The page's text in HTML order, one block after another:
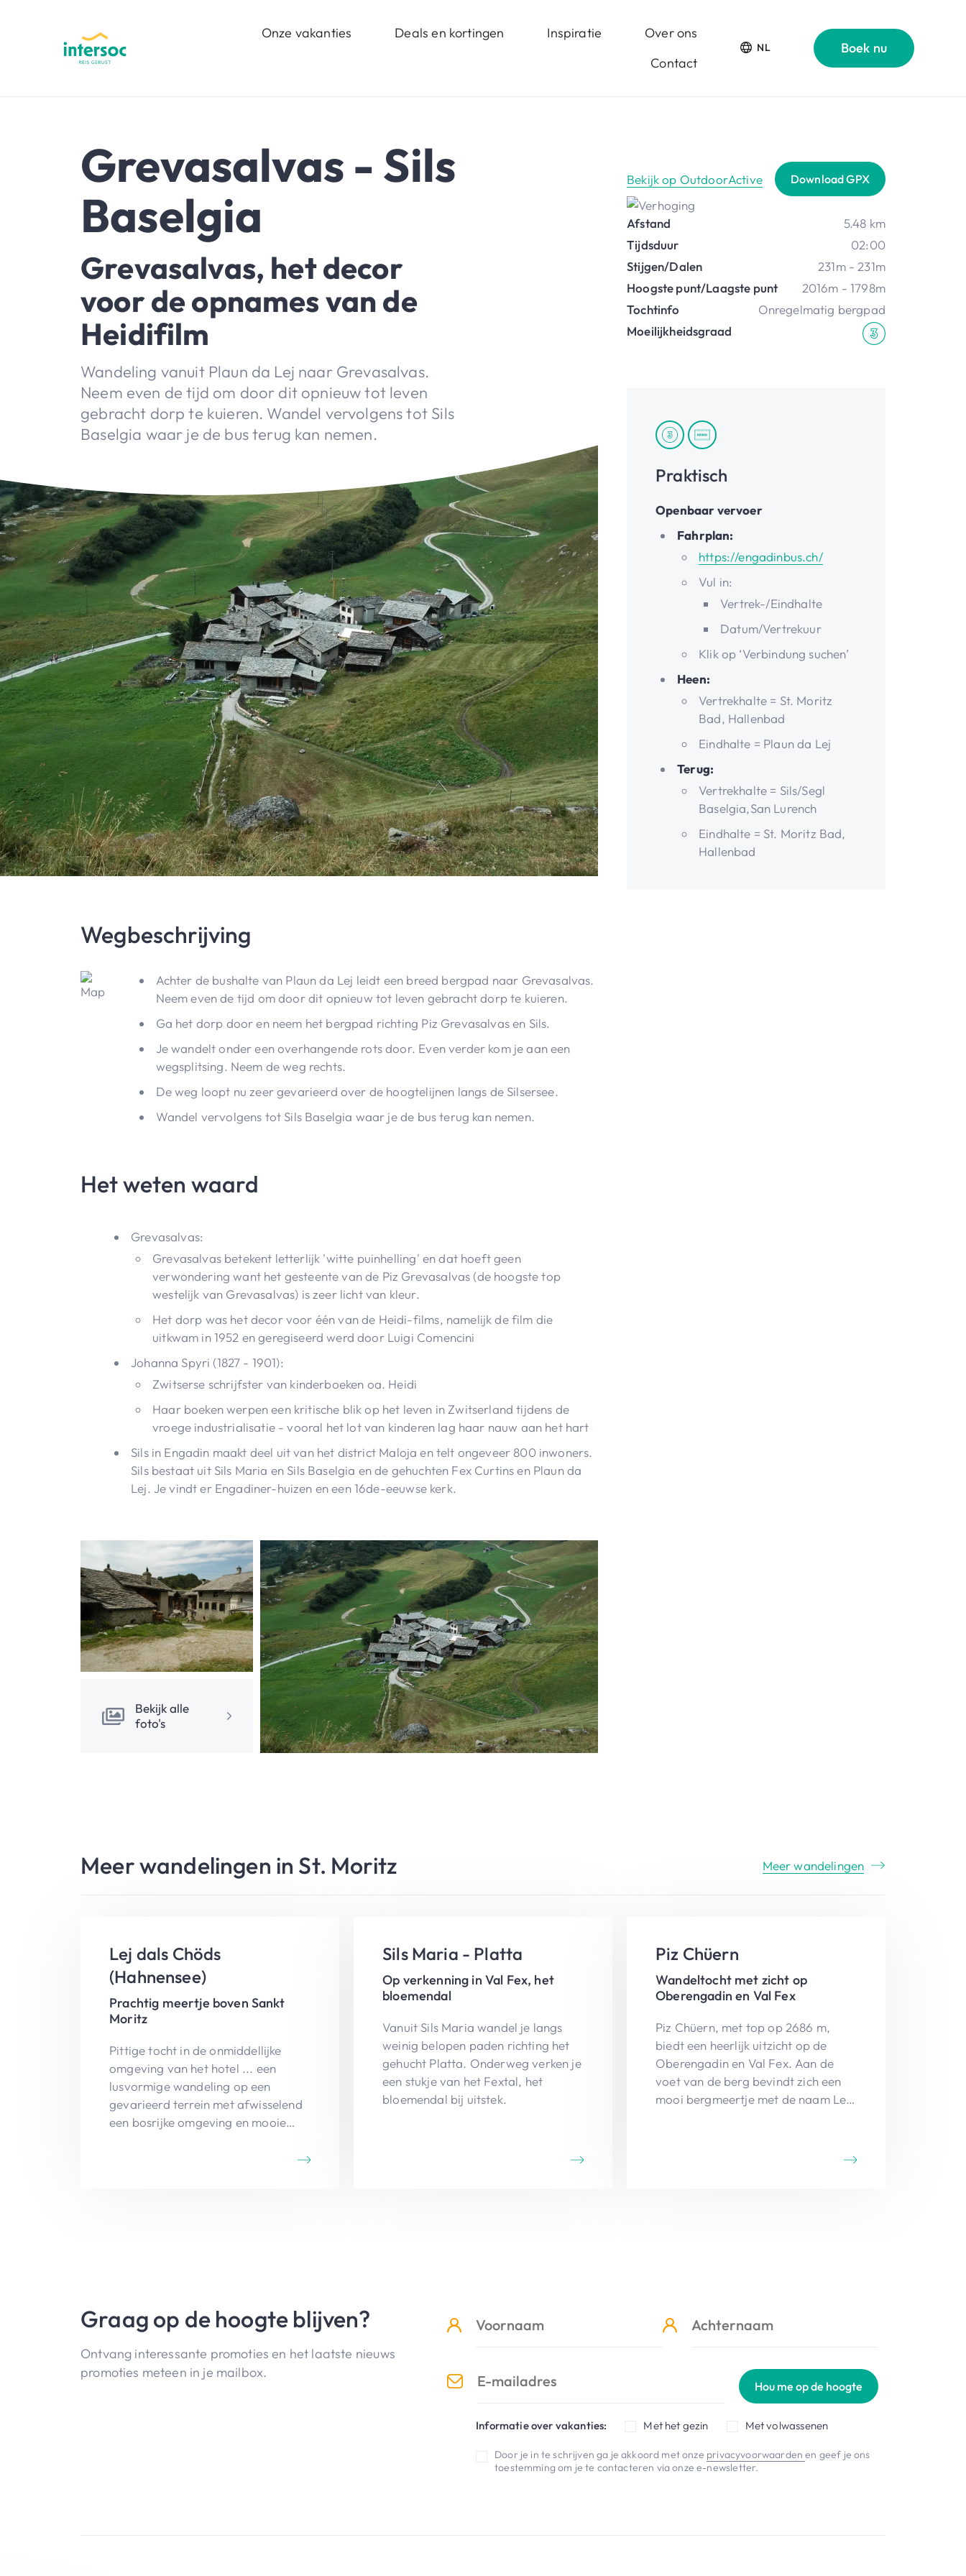
Onze vakanties Deals en kortingen Inspiratie
Over ons
Contact
NL Boek nu
Grevasalvas - Sils
Baselgia
Grevasalvas, het decor
voor de opnames van de
Heidifilm
Wandeling vanuit Plaun da Lej naar Grevasalvas.
Neem even de tijd om door dit opnieuw tot leven
gebracht dorp te kuieren. Wandel vervolgens tot Sils
Baselgia waar je de bus terug kan nemen.
Wegbeschrijving
Achter de bushalte van Plaun da Lej leidt een breed bergpad naar Grevasalvas.
Neem even de tijd om door dit opnieuw tot leven gebracht dorp te kuieren.
Ga het dorp door en neem het bergpad richting Piz Grevasalvas en Sils.
Je wandelt onder een overhangende rots door. Even verder kom je aan een
wegsplitsing. Neem de weg rechts.
De weg loopt nu zeer gevarieerd over de hoogtelijnen langs de Silsersee.
Wandel vervolgens tot Sils Baselgia waar je de bus terug kan nemen.
Het weten waard
Grevasalvas:
Grevasalvas betekent letterlijk 'witte puinhelling' en dat hoeft geen
verwondering want het gesteente van de Piz Grevasalvas (de hoogste top
westelijk van Grevasalvas) is zeer licht van kleur.
Het dorp was het decor voor één van de Heidi-films, namelijk de film die
uitkwam in 1952 en geregiseerd werd door Luigi Comencini
Johanna Spyri (1827 - 1901):
Zwitserse schrijfster van kinderboeken oa. Heidi
Haar boeken werpen een kritische blik op het leven in Zwitserland tijdens de
vroege industrialisatie - vooral het lot van kinderen lag haar nauw aan het hart
Sils in Engadin maakt deel uit van het district Maloja en telt ongeveer 800 inwoners.
Sils bestaat uit Sils Maria en Sils Baselgia en de gehuchten Fex Curtins en Plaun da
Lej. Je vindt er Engadiner-huizen en een 16de-eeuwse kerk.
Bekijk alle
foto's
Bekijk op OutdoorActive Download GPX
Afstand
5.48 km
Tijdsduur
02:00
Stijgen/Dalen
231m - 231m
Hoogste punt/Laagste punt
2016m - 1798m
Tochtinfo
Onregelmatig bergpad
Moeilijkheidsgraad
Praktisch
Openbaar vervoer
Fahrplan:
https://engadinbus.ch/
Vul in:
Vertrek-/Eindhalte
Datum/Vertrekuur
Klik op ‘Verbindung suchen’
Heen:
Vertrekhalte = St. Moritz
Bad, Hallenbad
Eindhalte = Plaun da Lej
Terug:
Vertrekhalte = Sils/Segl
Baselgia,San Lurench
Eindhalte = St. Moritz Bad,
Hallenbad
Meer wandelingen in St. Moritz Meer wandelingen
Lej dals Chöds
(Hahnensee)
Prachtig meertje boven Sankt
Moritz
Pittige tocht in de onmiddellijke
omgeving van het hotel ... een
lusvormige wandeling op een
gevarieerd terrein met afwisselend
een bosrijke omgeving en mooie
Sils Maria - Platta
Op verkenning in Val Fex, het
bloemendal
Vanuit Sils Maria wandel je langs
weinig belopen paden richting het
gehucht Platta. Onderweg verken je
een stukje van het Fextal, het
bloemendal bij uitstek.
Piz Chüern
Wandeltocht met zicht op
Oberengadin en Val Fex
Piz Chüern, met top op 2686 m,
biedt een heerlijk uitzicht op de
Oberengadin en Val Fex. Aan de
voet van de berg bevindt zich een
mooi bergmeertje met de naam Lej
Graag op de hoogte blijven?
Ontvang interessante promoties en het laatste nieuws
promoties meteen in je mailbox.
Hou me op de hoogte
Informatie over vakanties: Met het gezin Met volwassenen
Door je in te schrijven ga je akkoord met onze privacyvoorwaardenen geef je ons
toestemming om je te contacteren via onze e-newsletter.